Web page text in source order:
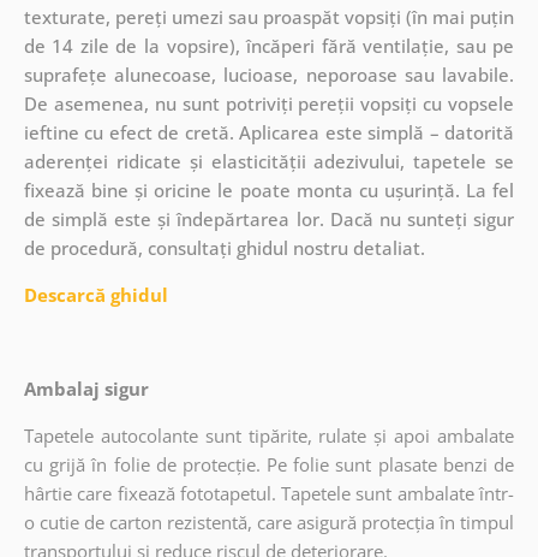
texturate, pereți umezi sau proaspăt vopsiți (în mai puțin
de 14 zile de la vopsire), încăperi fără ventilație, sau pe
suprafețe alunecoase, lucioase, neporoase sau lavabile.
De asemenea, nu sunt potriviți pereții vopsiți cu vopsele
ieftine cu efect de cretă. Aplicarea este simplă – datorită
aderenței ridicate și elasticității adezivului, tapetele se
fixează bine și oricine le poate monta cu ușurință. La fel
de simplă este și îndepărtarea lor. Dacă nu sunteți sigur
de procedură, consultați ghidul nostru detaliat.
Descarcă ghidul
Ambalaj sigur
Tapetele autocolante sunt tipărite, rulate și apoi ambalate
cu grijă în folie de protecție. Pe folie sunt plasate benzi de
hârtie care fixează fototapetul. Tapetele sunt ambalate într-
o cutie de carton rezistentă, care asigură protecția în timpul
transportului și reduce riscul de deteriorare.